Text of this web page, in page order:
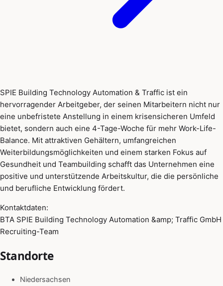
SPIE Building Technology Automation & Traffic ist ein
hervorragender Arbeitgeber, der seinen Mitarbeitern nicht nur
eine unbefristete Anstellung in einem krisensicheren Umfeld
bietet, sondern auch eine 4-Tage-Woche für mehr Work-Life-
Balance. Mit attraktiven Gehältern, umfangreichen
Weiterbildungsmöglichkeiten und einem starken Fokus auf
Gesundheit und Teambuilding schafft das Unternehmen eine
positive und unterstützende Arbeitskultur, die die persönliche
und berufliche Entwicklung fördert.
Kontaktdaten:
BTA SPIE Building Technology Automation &amp; Traffic GmbH
Recruiting-Team
Standorte
Niedersachsen